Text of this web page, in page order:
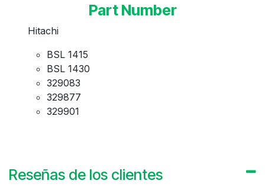
Part Number
Hitachi
BSL 1415
BSL 1430
329083
329877
329901
Reseñas de los clientes